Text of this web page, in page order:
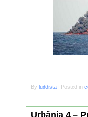
By luddista | Posted in
Urbânia 4 –